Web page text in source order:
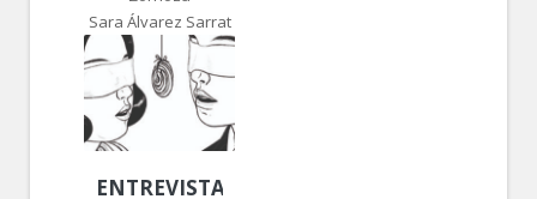
Sara Álvarez Sarrat
ENTREVISTA